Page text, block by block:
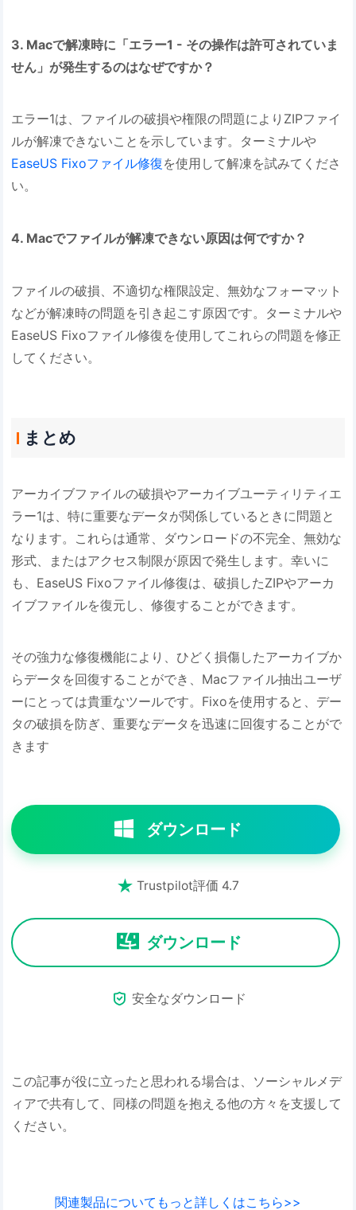
3. Macで解凍時に「エラー1 - その操作は許可されていま
せん」が発生するのはなぜですか？
エラー1は、ファイルの破損や権限の問題によりZIPファイ
ルが解凍できないことを示しています。ターミナルや
EaseUS Fixoファイル修復を使用して解凍を試みてくださ
い。
4. Macでファイルが解凍できない原因は何ですか？
ファイルの破損、不適切な権限設定、無効なフォーマット
などが解凍時の問題を引き起こす原因です。ターミナルや
EaseUS Fixoファイル修復を使用してこれらの問題を修正
してください。
まとめ
アーカイブファイルの破損やアーカイブユーティリティエ
ラー1は、特に重要なデータが関係しているときに問題と
なります。これらは通常、ダウンロードの不完全、無効な
形式、またはアクセス制限が原因で発生します。幸いに
も、EaseUS Fixoファイル修復は、破損したZIPやアーカ
イブファイルを復元し、修復することができます。
その強力な修復機能により、ひどく損傷したアーカイブか
らデータを回復することができ、Macファイル抽出ユーザ
ーにとっては貴重なツールです。Fixoを使用すると、デー
タの破損を防ぎ、重要なデータを迅速に回復することがで
きます
ダウンロード
 Trustpilot評価 4.7
ダウンロード
 安全なダウンロード
この記事が役に立ったと思われる場合は、ソーシャルメデ
ィアで共有して、同様の問題を抱える他の方々を支援して
ください。
関連製品についてもっと詳しくはこちら>>